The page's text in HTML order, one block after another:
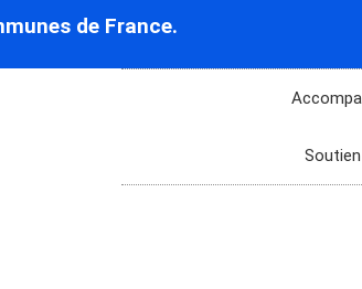
de France.